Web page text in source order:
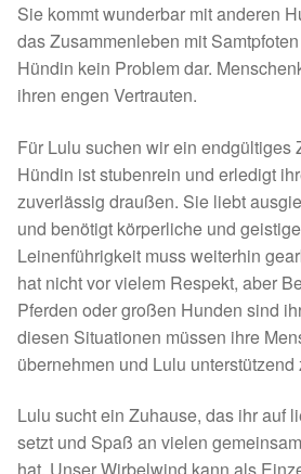
Juli bis Dezember 2023
Januar bis Juni 2023
Spenden 2022
Juli bis Dezember 2022
Januar bis Juni 2022
Spenden 2021
Fördermitgliedschaft
Sie kommt wunderbar mit anderen
das Zusammenleben mit
Hündin kein Problem dar.
ihren engen Vertrauten.
Für Lulu suchen wir ein endgültiges
Hündin ist stubenrein und erledigt
zuverlässig draußen. Sie liebt
und benötigt körperliche und
Leinenführigkeit muss weiterhin
hat nicht vor vielem Respekt, aber
Pferden oder großen Hunden sind
diesen Situationen müssen ihre
übernehmen und Lulu unterstützend
Lulu sucht ein Zuhause, das ihr auf
setzt und Spaß an vielen